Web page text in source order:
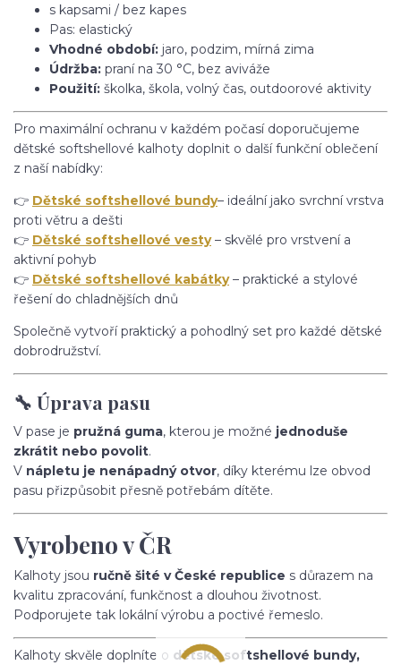
s kapsami / bez kapes
Pas: elastický
Vhodné období: jaro, podzim, mírná zima
Údržba: praní na 30 °C, bez aviváže
Použití: školka, škola, volný čas, outdoorové aktivity
Pro maximální ochranu v každém počasí doporučujeme
dětské softshellové kalhoty doplnit o další funkční oblečení
z naší nabídky:
👉 Dětské softshellové bundy– ideální jako svrchní vrstva
proti větru a dešti
👉 Dětské softshellové vesty– skvělé pro vrstvení a
aktivní pohyb
👉 Dětské softshellové kabátky– praktické a stylové
řešení do chladnějších dnů
Společně vytvoří praktický a pohodlný set pro každé dětské
dobrodružství.
🔧 Úprava pasu
V pase je pružná guma, kterou je možné jednoduše
zkrátit nebo povolit.
V nápletu je nenápadný otvor, díky kterému lze obvod
pasu přizpůsobit přesně potřebám dítěte.
Vyrobeno v ČR
Kalhoty jsou ručně šité v České republice s důrazem na
kvalitu zpracování, funkčnost a dlouhou životnost.
Podporujete tak lokální výrobu a poctivé řemeslo.
Kalhoty skvěle doplníte o dětské softshellové bundy,